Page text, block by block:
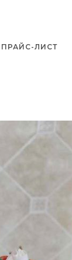
ПРАЙС-ЛИСТ